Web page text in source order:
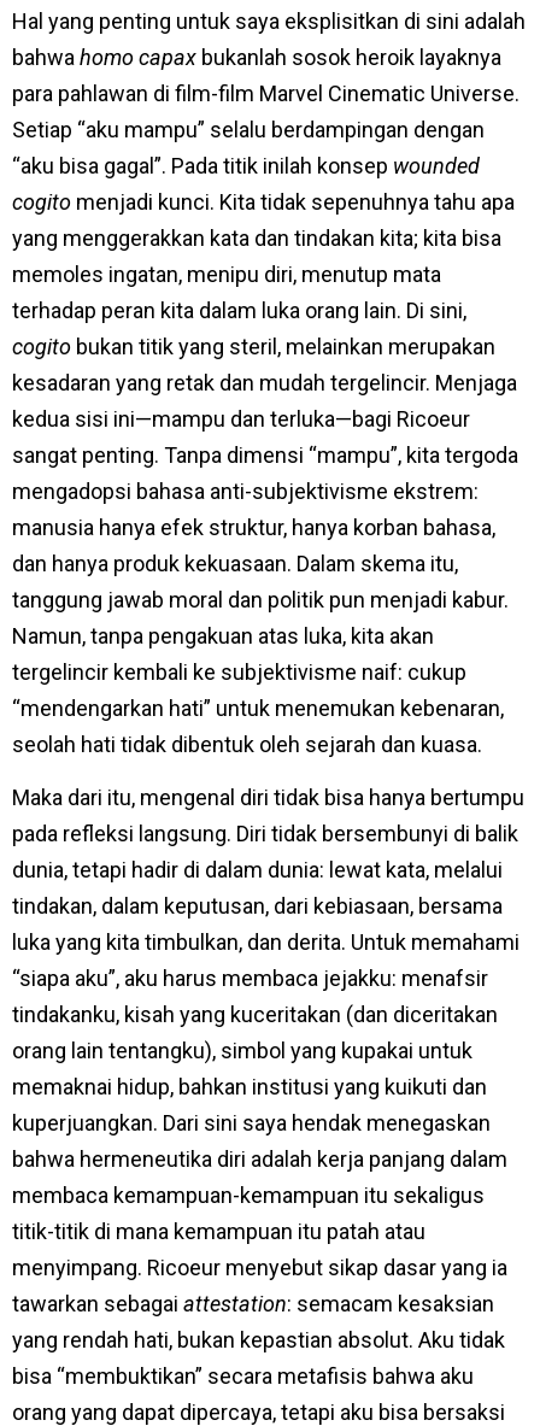
Hal yang penting untuk saya eksplisitkan di sini adalah
bahwa homo capax bukanlah sosok heroik layaknya
para pahlawan di film-film Marvel Cinematic Universe.
Setiap “aku mampu” selalu berdampingan dengan
“aku bisa gagal”. Pada titik inilah konsep wounded
cogito menjadi kunci. Kita tidak sepenuhnya tahu apa
yang menggerakkan kata dan tindakan kita; kita bisa
memoles ingatan, menipu diri, menutup mata
terhadap peran kita dalam luka orang lain. Di sini,
cogito bukan titik yang steril, melainkan merupakan
kesadaran yang retak dan mudah tergelincir. Menjaga
kedua sisi ini—mampu dan terluka—bagi Ricoeur
sangat penting. Tanpa dimensi “mampu”, kita tergoda
mengadopsi bahasa anti-subjektivisme ekstrem:
manusia hanya efek struktur, hanya korban bahasa,
dan hanya produk kekuasaan. Dalam skema itu,
tanggung jawab moral dan politik pun menjadi kabur.
Namun, tanpa pengakuan atas luka, kita akan
tergelincir kembali ke subjektivisme naif: cukup
“mendengarkan hati” untuk menemukan kebenaran,
seolah hati tidak dibentuk oleh sejarah dan kuasa.
Maka dari itu, mengenal diri tidak bisa hanya bertumpu
pada refleksi langsung. Diri tidak bersembunyi di balik
dunia, tetapi hadir di dalam dunia: lewat kata, melalui
tindakan, dalam keputusan, dari kebiasaan, bersama
luka yang kita timbulkan, dan derita. Untuk memahami
“siapa aku”, aku harus membaca jejakku: menafsir
tindakanku, kisah yang kuceritakan (dan diceritakan
orang lain tentangku), simbol yang kupakai untuk
memaknai hidup, bahkan institusi yang kuikuti dan
kuperjuangkan. Dari sini saya hendak menegaskan
bahwa hermeneutika diri adalah kerja panjang dalam
membaca kemampuan-kemampuan itu sekaligus
titik-titik di mana kemampuan itu patah atau
menyimpang. Ricoeur menyebut sikap dasar yang ia
tawarkan sebagai attestation: semacam kesaksian
yang rendah hati, bukan kepastian absolut. Aku tidak
bisa “membuktikan” secara metafisis bahwa aku
orang yang dapat dipercaya, tetapi aku bisa bersaksi